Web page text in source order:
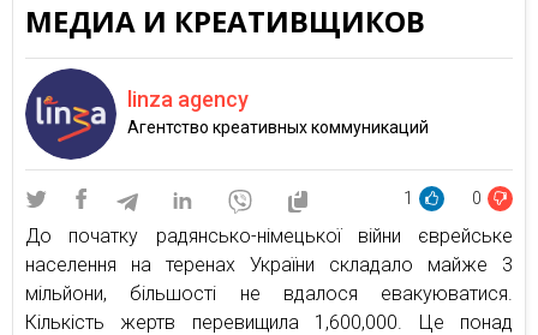
МЕДИА И КРЕАТИВЩИКОВ
linza agency
Агентство креативных коммуникаций
1 0
До початку радянсько-німецької війни єврейське
населення на теренах України складало майже 3
мільйони, більшості не вдалося евакуюватися.
Кількість жертв перевищила 1,600,000. Це понад